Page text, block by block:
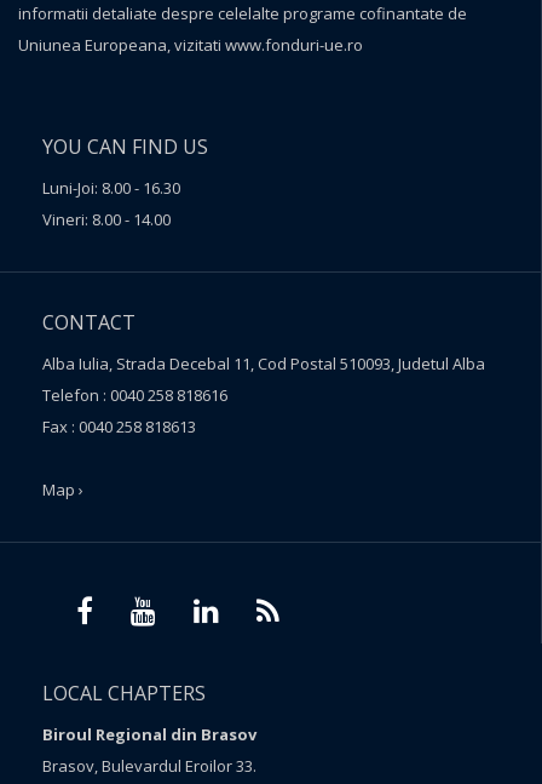
informatii detaliate despre celelalte programe cofinantate de
Uniunea Europeana, vizitati www.fonduri-ue.ro
YOU CAN FIND US
Luni-Joi: 8.00 - 16.30
Vineri: 8.00 - 14.00
CONTACT
Alba Iulia, Strada Decebal 11, Cod Postal 510093, Judetul Alba
Telefon : 0040 258 818616
Fax : 0040 258 818613
Map ›
LOCAL CHAPTERS
Biroul Regional din Brasov
Brasov, Bulevardul Eroilor 33.